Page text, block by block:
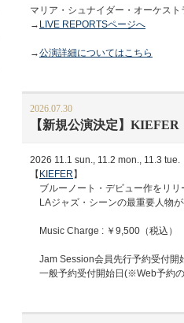
マリア・シュナイダー・オーケス
→ LIVE REPORTSページへ
→公演詳細についてはこちら
2026.07.30
【新規公演決定】KIEFER
2026 11.1 sun., 11.2 mon., 11.3 tue.
【 KIEFER 】
ブルーノート・デビュー作をリリ
LAジャズ・シーンの最重要人物
Music Charge : ￥9,500（税込）
Jam Session会員先行予約受付開
一般予約受付開始日(※Web予約